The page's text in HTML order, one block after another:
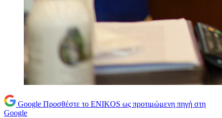
Google Προσθέστε το ENIKOS ως προτιμώμενη πηγή στη
Google